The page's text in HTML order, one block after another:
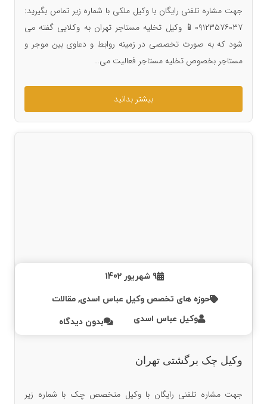
جهت مشاره تلفنی رایگان با وکیل ملکی با شماره زیر تماس بگیرید:
۰۹۱۲۳۵۷۶۰۳۷📱 وکیل تخلیه مستاجر تهران به وکلایی گفته می
شود که به صورت تخصصی در زمینه روابط و دعاوی بین موجر و
مستاجر بخصوص تخلیه مستاجر فعالیت می…
بیشتر بدانید
9 شهریور 1402
حوزه های تخصص وکیل عباس اسدی,مقالات
وکیل عباس اسدی
بدون دیدگاه
وکیل چک برگشتی تهران
جهت مشاره تلفنی رایگان با وکیل متخصص چک با شماره زیر